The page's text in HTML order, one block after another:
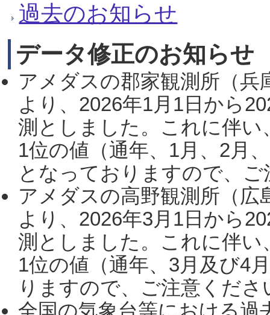
過去のお知らせ
データ修正のお知らせ
アメダスの郡家観測所（
より、2026年1月1日から
測としました。これに伴い
1位の値（通年、1月、2月
となっておりますので、
アメダスの高野観測所（
より、2026年3月1日から
測としました。これに伴い
1位の値（通年、3月及び4
りますので、ご注意くだ
全国の気象台等における過